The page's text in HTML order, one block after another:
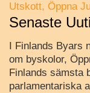
Utskott Öppna
Senaste
I Finlands Byars
om byskolor,
Finlands sämsta
parlamentariska